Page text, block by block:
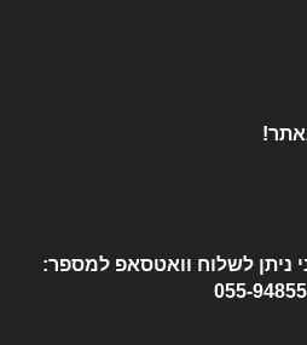
ניתן לשלוח וואטסאפ למספר:
055-